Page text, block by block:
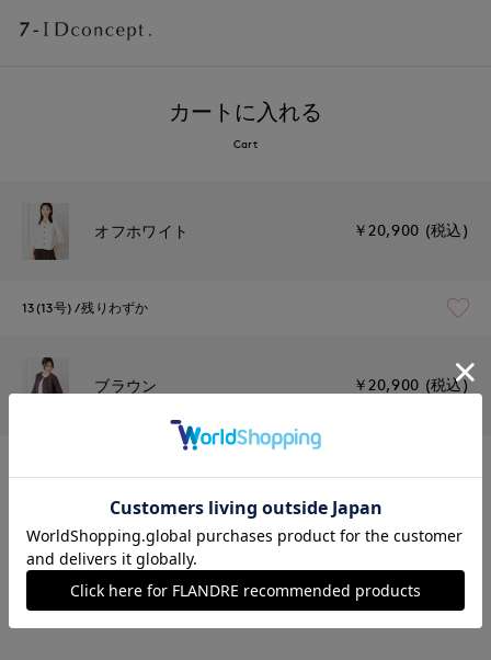
カートに入れる
Cart
オフホワイト ￥20,900 (税込)
13(13号) 残りわずか
ブラウン ￥20,900 (税込)